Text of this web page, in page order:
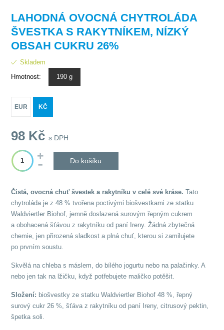
LAHODNÁ OVOCNÁ CHYTROLÁDA
ŠVESTKA S RAKYTNÍKEM, NÍZKÝ
OBSAH CUKRU 26%
Skladem
Hmotnost:
190 g
EUR KČ
98 Kčs DPH
Do košíku
Čistá, ovocná chuť švestek a rakytníku v celé své kráse. Tato
chytroláda je z 48 % tvořena poctivými biošvestkami ze statku
Waldviertler Biohof, jemně doslazená surovým řepným cukrem
a obohacená šťávou z rakytníku od paní Ireny. Žádná zbytečná
chemie, jen přirozená sladkost a plná chuť, kterou si zamilujete
po prvním soustu.
Skvělá na chleba s máslem, do bílého jogurtu nebo na palačinky. A
nebo jen tak na lžičku, když potřebujete maličko potěšit.
Složení: biošvestky ze statku Waldviertler Biohof 48 %, řepný
surový cukr 26 %, šťáva z rakytníku od paní Ireny, citrusový pektin,
špetka soli.